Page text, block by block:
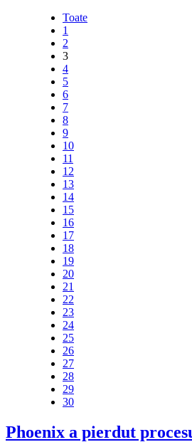
Toate
1
2
3
4
5
6
7
8
9
10
11
12
13
14
15
16
17
18
19
20
21
22
23
24
25
26
27
28
29
30
Phoenix a pierdut